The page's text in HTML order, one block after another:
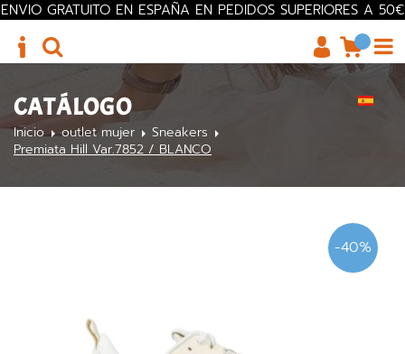
ENVIO GRATUITO EN ESPAÑA EN PEDIDOS SUPERIORES A 50€
CATÁLOGO
Inicio outlet mujer
Sneakers
Premiata Hill Var.7852 / BLANCO
-40%